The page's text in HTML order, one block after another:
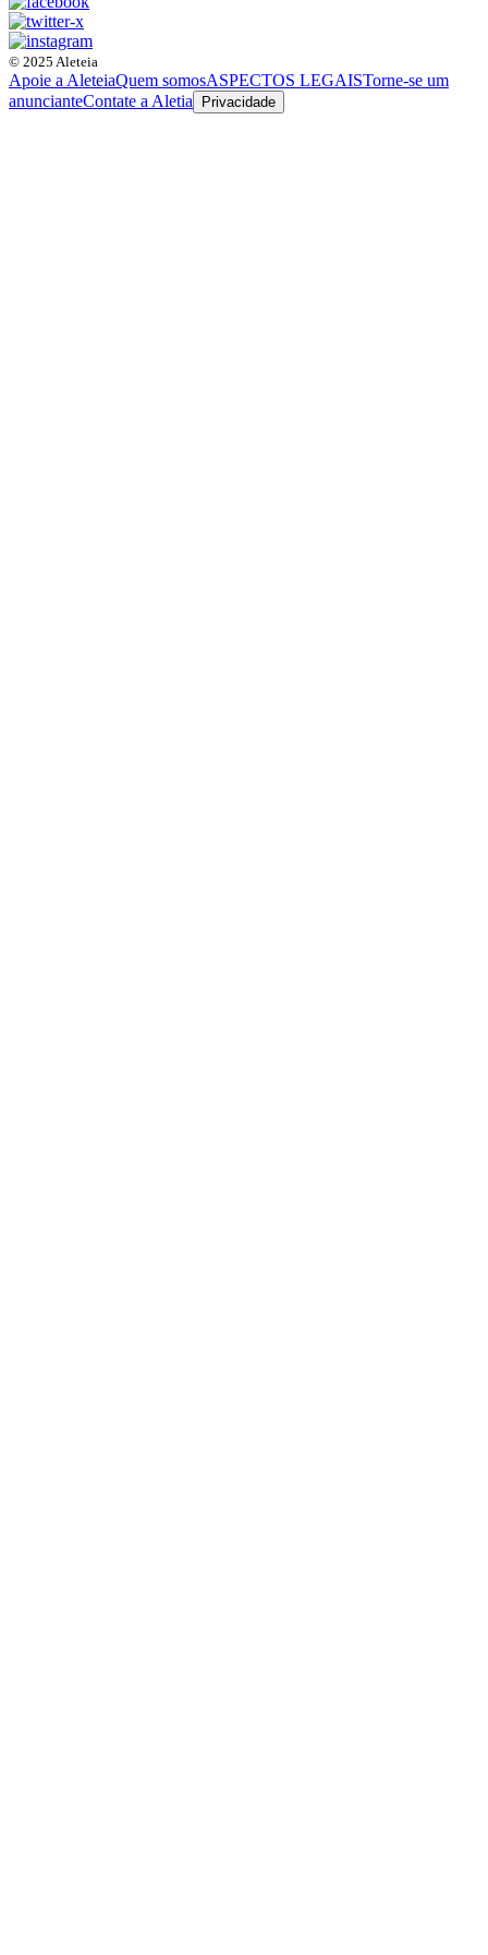
© 2025 Aleteia
Apoie a AleteiaQuem somosASPECTOS LEGAISTorne-se um
anuncianteContate a Aletia Privacidade